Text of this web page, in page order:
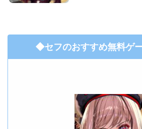
◆セフのおすすめ無料ゲ